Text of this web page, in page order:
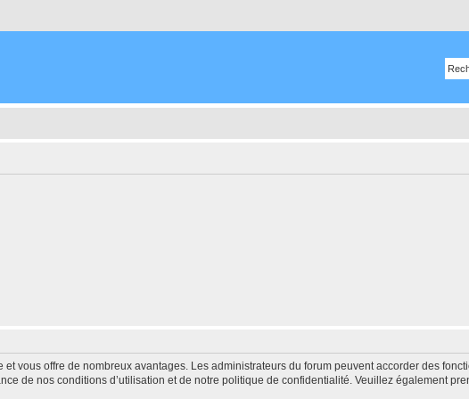
vous offre de nombreux avantages. Les administrateurs du forum peuvent accorder des
de nos conditions d’utilisation et de notre politique de confidentialité. Veuillez également